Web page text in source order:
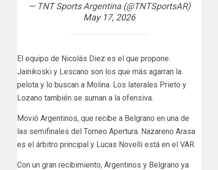
— TNT Sports Argentina (@TNTSportsAR)
May 17, 2026
El equipo de Nicolás Diez es el que propone.
Jainikoski y Lescano son los que más agarran la
pelota y lo buscan a Molina. Los laterales Prieto y
Lozano también se suman a la ofensiva.
Movió Argentinos, que recibe a Belgrano en una de
las semifinales del Torneo Apertura. Nazareno Arasa
es el árbitro principal y Lucas Novelli está en el VAR.
Con un gran recibimiento, Argentinos y Belgrano ya